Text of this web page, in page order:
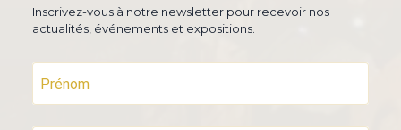
Inscrivez-vous à notre newsletter pour recevoir nos
actualités, événements et expositions.